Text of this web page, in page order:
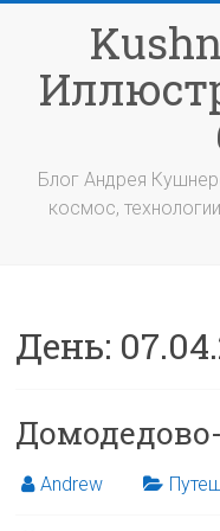
содержимому
Блог Андрея
космос,
День:
Andrew